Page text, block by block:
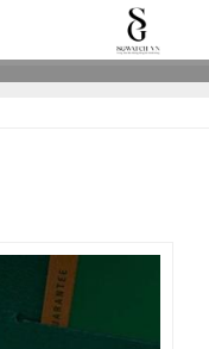
Translate